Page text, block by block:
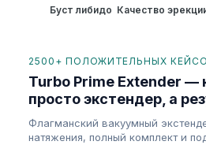
Буст либидо Качество
2500+ ПОЛОЖИТЕЛЬНЫХ
Turbo Prime Extender —
просто экстендер, а
Флагманский вакуумный
натяжения, полный комплект и